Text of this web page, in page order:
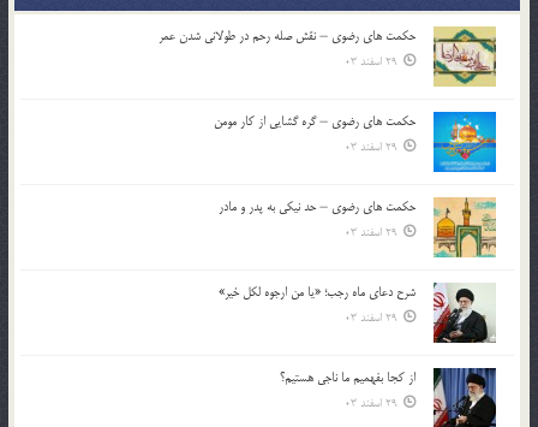
حکمت های رضوی – نقش صله رحم در طولانی شدن عمر
29 اسفند 03
حکمت های رضوی – گره گشایی از کار مومن
29 اسفند 03
حکمت های رضوی – حد نیکی به پدر و مادر
29 اسفند 03
شرح دعای ماه رجب؛ «یا من ارجوه لکل خیر»
29 اسفند 03
از كجا بفهميم ما ناجی هستیم؟
29 اسفند 03